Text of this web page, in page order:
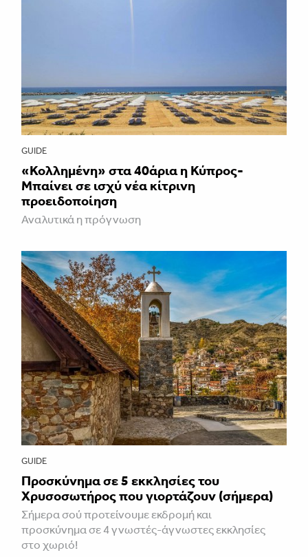
GUIDE
«Κολλημένη» στα 40άρια η Κύπρος-
Μπαίνει σε ισχύ νέα κίτρινη
προειδοποίηση
Αναλυτικά η πρόγνωση
GUIDE
Προσκύνημα σε 5 εκκλησίες του
Χρυσοσωτήρος που γιορτάζουν (σήμερα)
Σήμερα σού προτείνουμε εκδρομή και
προσκύνημα σε 4 γνωστές-άγνωστες εκκλησίες
στο χωριό!